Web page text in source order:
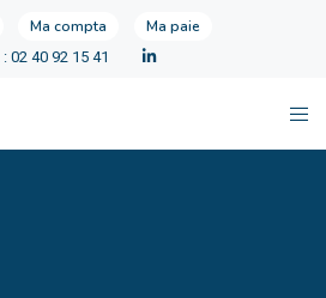
Ma compta Ma paie
: 02 40 92 15 41